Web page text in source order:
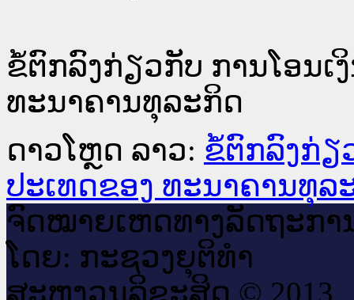
ຂໍ້ຕົກລົງກ່ຽວກັບ ການໂອນເ
ທະນາຄານທຸລະກິດ
ດາວໂຫຼດ ລາວ: ຂໍ້ຕົກລົງກ່ຽ
ປະເທດຂອງ ທະນາຄານທຸລ
ຈົດ​ໝາຍ​ເຫດ​ທາງ​ລັດ​ຖະ​ກາ
ໂດຍ: ກະ​ຊວງຍຸ​ຕິ​ທຳ
ສະ​ຫງວນ​ລິ​ຂະ​ສິດ © 2013